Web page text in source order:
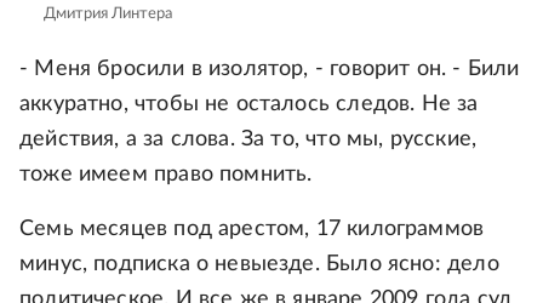
Дмитрия Линтера
- Меня бросили в изолятор, - говорит он. - Били
аккуратно, чтобы не осталось следов. Не за
действия, а за слова. За то, что мы, русские,
тоже имеем право помнить.
Семь месяцев под арестом, 17 килограммов
минус, подписка о невыезде. Было ясно: дело